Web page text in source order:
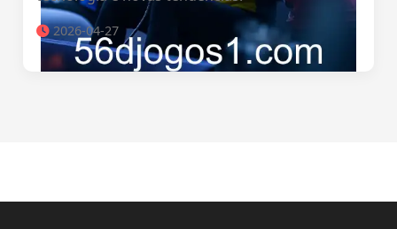
2026-04-27